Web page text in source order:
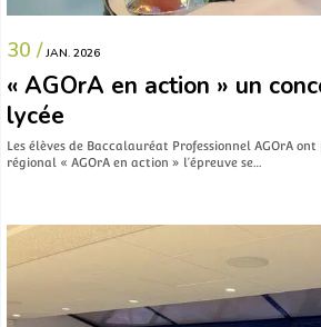
30 / JAN. 2026
« AGOrA en action » un
lycée
Les élèves de Baccalauréat Professionnel AGOrA
régional « AGOrA en action » l’épreuve se…